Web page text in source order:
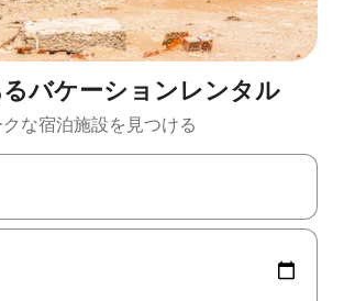
バケーションレンタル
な宿泊施設を見つける
れたら、上下の矢印キーを使って移動するか